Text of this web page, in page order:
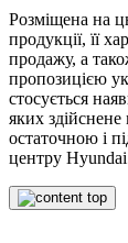
Розміщена на
продукції, її
продажу, а
пропозицією
стосується
яких
остаточною і
центру